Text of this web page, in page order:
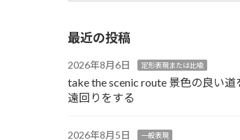
最近の投稿
2026年8月6日 定形表現または比喩
take the scenic route 景色の良い道
遠回りをする
2026年8月5日 一般表現